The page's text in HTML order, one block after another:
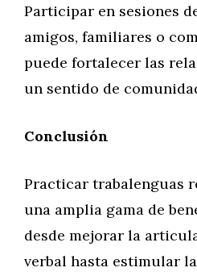
Participar en sesiones
amigos, familiares o
puede fortalecer las
un sentido de
Conclusión
Practicar trabalenguas
una amplia gama de
desde mejorar la
verbal hasta estimular